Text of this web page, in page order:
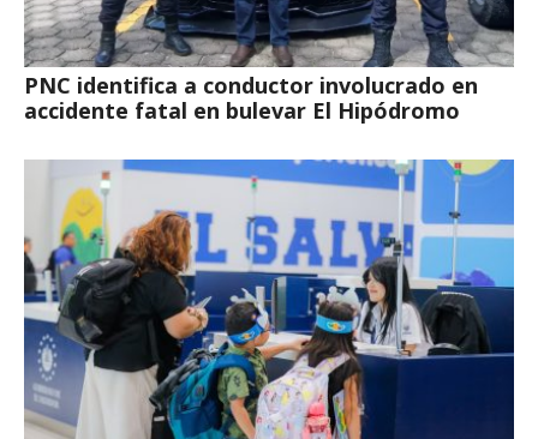
PNC identifica a conductor involucrado en
accidente fatal en bulevar El Hipódromo